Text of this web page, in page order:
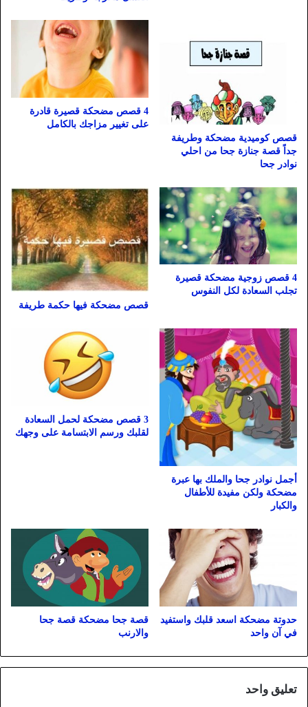
قصص كوميدية مضحكة وطريفة
جداً قصة جنازة جحا من احلي
نوادر جحا
4 قصص مضحكة قصيرة قادرة
على تغيير مزاجك بالكامل
4 قصص زوجية مضحكة قصيرة
تجلب السعادة لكل النفوس
قصص مضحكة فيها حكمة طريفة
أجمل نوادر جحا والملك بها عبرة
مضحكة ولكن مفيدة للأطفال
والكبار
3 قصص مضحكة لحمل السعادة
لقلبك ورسم الابتسامة على وجهك
حدوتة مضحكة اسعد قلبك واستفيد
في آن واحد
قصة جحا مضحكة قصة جحا
والارنب
تعليق واحد